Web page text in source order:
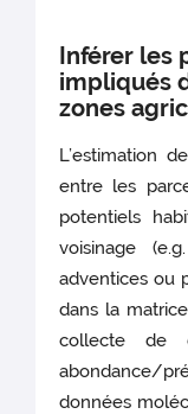
Inférer les
impliqués
zones
L’estimation
entre les
potentiels
voisinage
adventices ou
dans la
collecte de
abondance/
données